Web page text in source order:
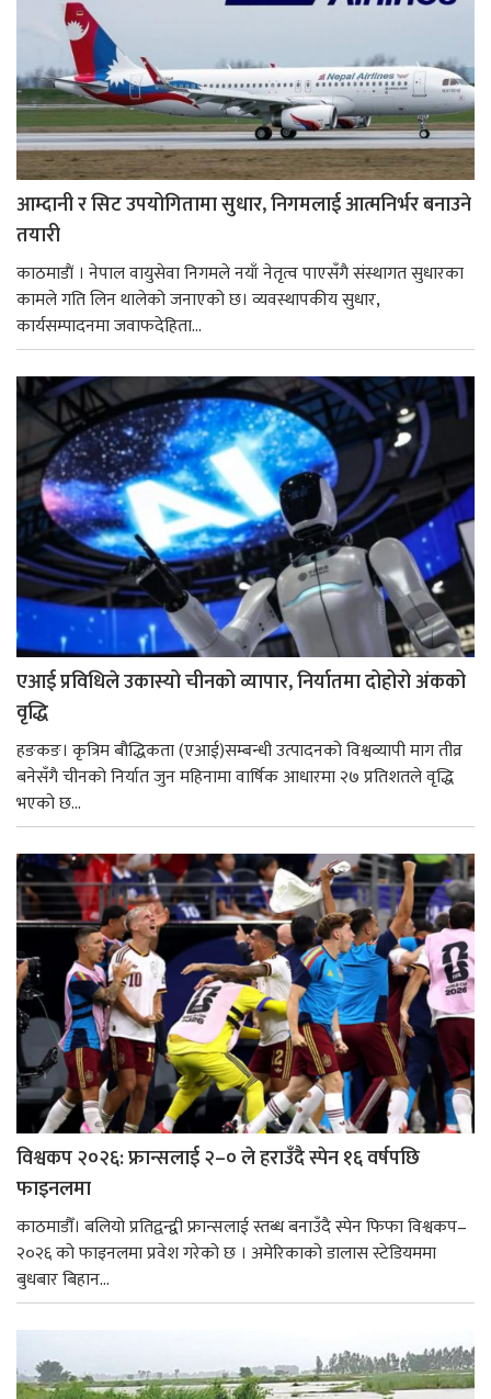
आम्दानी र सिट उपयोगितामा सुधार, निगमलाई आत्मनिर्भर बनाउने
तयारी
काठमाडाैं । नेपाल वायुसेवा निगमले नयाँ नेतृत्व पाएसँगै संस्थागत सुधारका
कामले गति लिन थालेको जनाएको छ। व्यवस्थापकीय सुधार,
कार्यसम्पादनमा जवाफदेहिता...
एआई प्रविधिले उकास्यो चीनको व्यापार, निर्यातमा दोहोरो अंकको
वृद्धि
हङकङ। कृत्रिम बौद्धिकता (एआई)सम्बन्धी उत्पादनको विश्वव्यापी माग तीव्र
बनेसँगै चीनको निर्यात जुन महिनामा वार्षिक आधारमा २७ प्रतिशतले वृद्धि
भएको छ...
विश्वकप २०२६: फ्रान्सलाई २–० ले हराउँदै स्पेन १६ वर्षपछि
फाइनलमा
काठमाडौँ। बलियो प्रतिद्वन्द्वी फ्रान्सलाई स्तब्ध बनाउँदै स्पेन फिफा विश्वकप–
२०२६ को फाइनलमा प्रवेश गरेको छ । अमेरिकाको डालास स्टेडियममा
बुधबार बिहान...